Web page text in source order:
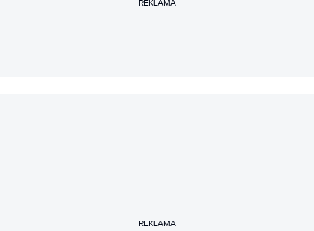
REKLAMA
REKLAMA